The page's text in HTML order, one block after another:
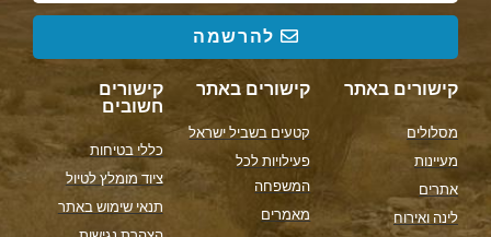
להרשמה
קישורים באתר
מסלולים
מעיינות
אתרים
לינה ואירוח
קישורים באתר
קטעים בשביל ישראל
פעילויות לכל
המשפחה
מאמרים
קישורים
חשובים
כללי בטיחות
ציוד מומלץ לטיול
תנאי שימוש באתר